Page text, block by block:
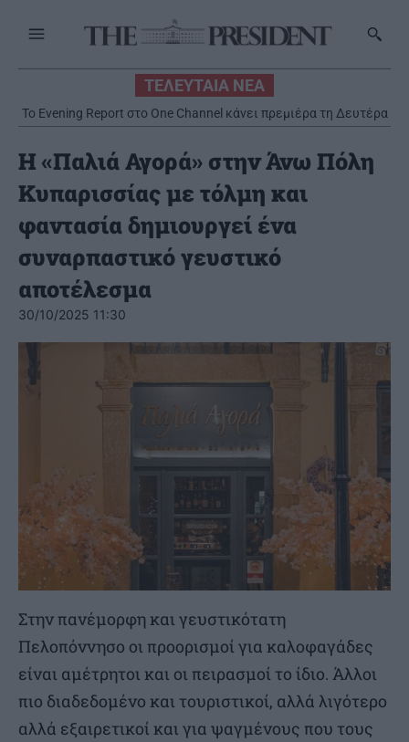
ΤΕΛΕΥΤΑΙΑ ΝΕΑ
Το Evening Report στο One Channel κάνει πρεμιέρα τη Δευτέρα
31 Αυγούστου
Η «Παλιά Αγορά» στην Άνω Πόλη
Κυπαρισσίας με τόλμη και
φαντασία δημιουργεί ένα
συναρπαστικό γευστικό
αποτέλεσμα
30/10/2025 11:30
Στην πανέμορφη και γευστικότατη
Πελοπόννησο οι προορισμοί για καλοφαγάδες
είναι αμέτρητοι και οι πειρασμοί το ίδιο. Άλλοι
πιο διαδεδομένο και τουριστικοί, αλλά λιγότερο
αλλά εξαιρετικοί και για ψαγμένους που τους